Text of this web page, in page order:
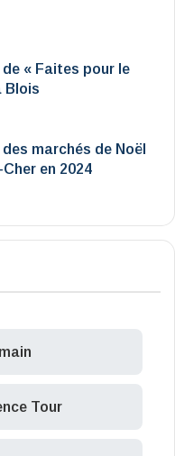
« Faites pour le
Blois
marchés de Noël
en 2024
Tour